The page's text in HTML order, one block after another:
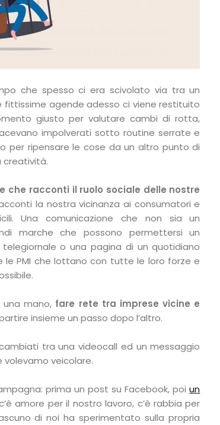
che spesso ci era scivolato via tra un
fittissime agende adesso ci viene restituito
giusto per valutare cambi di rotta,
impolverati sotto routine serrate e
per ripensare le cose da un altro punto di
creatività.
che racconti il ruolo sociale delle nostre
la nostra vicinanza ai consumatori e
Una comunicazione che non sia un
marche che possono permettersi un
o una pagina di un quotidiano
le PMI che lottano con tutte le loro forze e
mano, fare rete tra imprese vicine e
insieme un passo dopo l’altro.
tra una videocall ed un messaggio
volevamo veicolare.
prima un post su Facebook, poiun
amore per il nostro lavoro, c’è rabbia per
di noi ha sperimentato sulla propria